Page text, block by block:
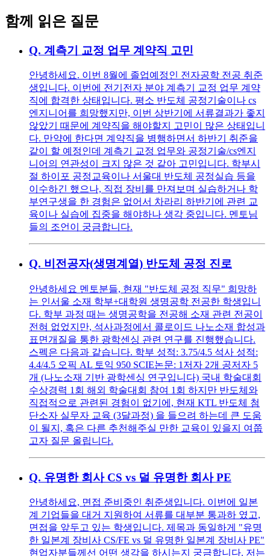
함께 읽은 질문
Q. 계측기 교정 업무 계약직 고민
안녕하세요. 이번 8월에 졸업예정인 전자공학 전공 취준
생입니다. 이번에 전기전자 분야 계측기 교정 업무 계약
직에 합격한 상태입니다. 평소 반도체 공정기술이나 cs
엔지니어를 희망했지만, 이번 상반기에 서류결과가 좋지
않았기 때문에 계약직을 해야할지 고민이 많은 상태입니
다. 만약에 한다면 계약직을 병행하면서 하반기 취준을
같이 할 예정인데 계측기 교정 업무와 공정기술/cs엔지
니어의 연관성이 크지 않은 것 같아 고민입니다. 학부시
절 하이포 공정교육이나 서울대 반도체 공정실습 등을
이수하긴 했으나, 직접 장비를 만져보며 실습하거나 학
부연구생을 한 경험은 없어서 차라리 하반기에 관련 교
육이나 실습에 집중을 해야하나 생각 중입니다. 멘토님
들의 조언이 궁금합니다.
Q. 비전공자(생명계열) 반도체 공정 진로
안녕하세요 멘토분들, 현재 "반도체 공정 직무" 희망하
는 인서울 소재 학부+대학원 생명공학 전공한 학생입니
다. 학부 과정 때는 생명공학을 전공해 소재 관련 전공이
전혀 없었지만, 석사과정에서 콜로이드 나노소재 합성과
표면개질을 통한 광학센싱 관련 연구를 진행했습니다.
스펙은 다음과 같습니다. 학부 성적: 3.75/4.5 석사 성적:
4.4/4.5 오픽 AL 토익 950 SCIE논문: 1저자 2개 공저자 5
개 (나노소재 기반 광학센싱 연구입니다) 국내 학술대회
수상경력 1회 해외 학술대회 참여 1회 하지만 반도체와
직접적으로 관련된 경험이 없기에, 현재 KTL 반도체 첨
단소자 실무자 교육 (3달과정) 을 들으려 하는데 큰 도움
이 될지, 혹은 다른 추천해주실 만한 교육이 있을지 여쭙
고자 질문 올립니다.
Q. 유명한 회사 CS vs 덜 유명한 회사 PE
안녕하세요, 면접 준비중인 취준생입니다. 이번에 일본
계 기업들을 대거 지원하여 서류를 대부분 통과하 였고,
면접을 앞두고 있는 학생입니다. 제목과 동일하게 "유명
한 일본계 장비사 CS/FE vs 덜 유명한 일본계 장비사 PE"
현업자분들께선 어떤 생각을 하시는지 궁금합니다. 저는